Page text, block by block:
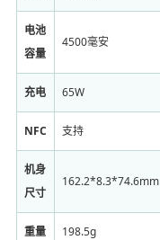
电池
容量
4500毫安
充电 6​5W
NFC 支持
机身
尺寸
162.2*8.3*74.6mm
重量 198.5g